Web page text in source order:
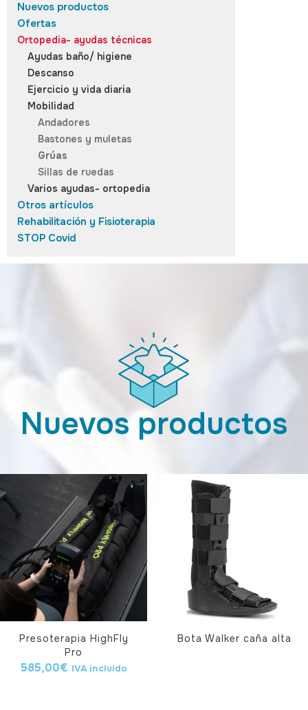
Nuevos productos
Ofertas
Ortopedia- ayudas técnicas
Ayudas baño/ higiene
Descanso
Ejercicio y vida diaria
Mobilidad
Andadores
Bastones y muletas
Grúas
Sillas de ruedas
Varios ayudas- ortopedia
Otros artículos
Rehabilitación y Fisioterapia
STOP Covid
Nuevos productos
Presoterapia HighFly
Pro
585,00€ IVA incluido
Bota Walker caña alta